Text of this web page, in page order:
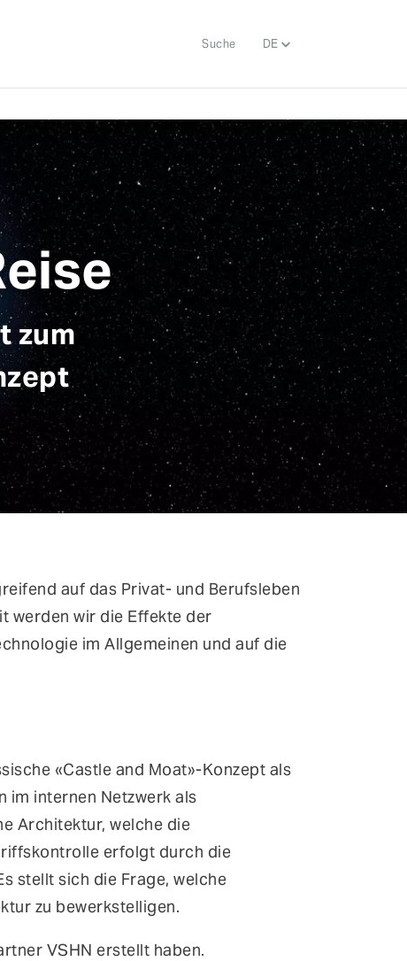
Suche DE
zum
auf das Privat- und Berufsleben
werden wir die Effekte der
im Allgemeinen und auf die
«Castle and Moat»-Konzept als
im internen Netzwerk als
Architektur, welche die
erfolgt durch die
stellt sich die Frage, welche
zu bewerkstelligen.
VSHN erstellt haben.